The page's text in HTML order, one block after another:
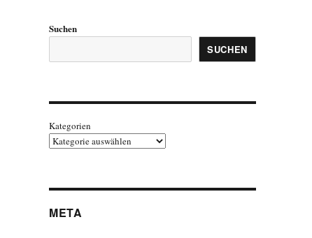
Suchen
SUCHEN
Kategorien
META